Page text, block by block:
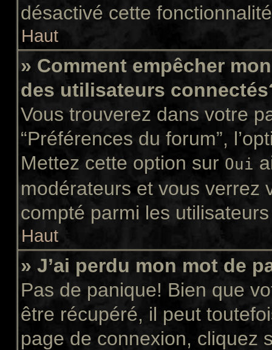
désactivé cette
Haut
» Comment empêcher
des utilisateurs
Vous trouverez dans votre
“Préférences du forum”,
Mettez cette option sur Oui
modérateurs et vous verrez
compté parmi les
Haut
» J’ai perdu mon mot de
Pas de panique! Bien que
être récupéré, il peut
page de connexion, cliquez